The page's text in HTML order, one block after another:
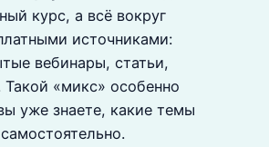
курс, а всё вокруг
источниками:
вебинары, статьи,
«микс» особенно
уже знаете, какие темы